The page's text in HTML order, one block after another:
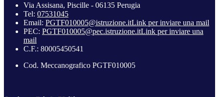
Via Assisana, Piscille - 06135 Perugia
Tel: 07531045
Email: PGTF010005@istruzione.itLink per inviare una mail
PEC: PGTF010005@pec.istruzione.itLink per inviare una
mail
C.F.: 80005450541
Cod. Meccanografico PGTF010005